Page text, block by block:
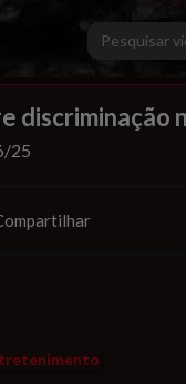
discriminação
25